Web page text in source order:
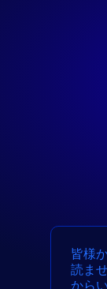
皆様
読ま
から